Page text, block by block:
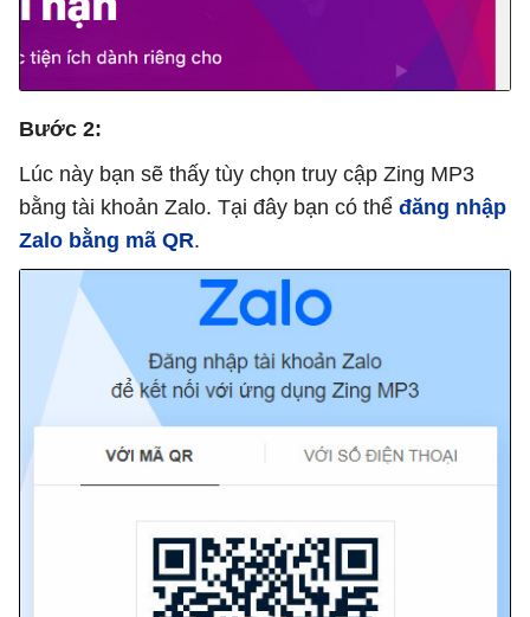
Bước 2:
Lúc này bạn sẽ thấy tùy chọn truy cập Zing MP3
bằng tài khoản Zalo. Tại đây bạn có thể đăng nhập
Zalo bằng mã QR.